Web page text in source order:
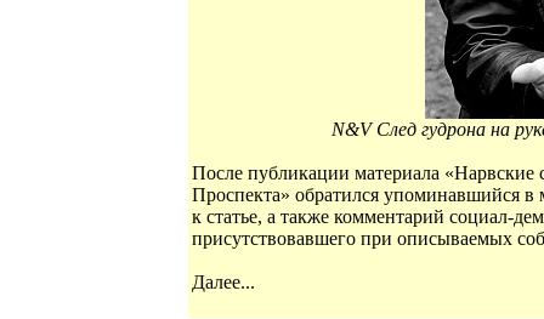
N&V След гудрона на
После публикации материала
Проспекта» обратился упоминавшийся
к статье, а также комментарий социал-
присутствовавшего при описываемых
Далее...